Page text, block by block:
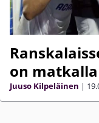
on
Juuso Kilpeläinen |